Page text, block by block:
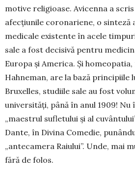
motive re­ligioase. Avicenna a
afec­țiunile coronariene, o
medicale existente în acele
sale a fost decisivă pentru
Europa și America. Și
Hahneman, are la bază principiile
Bruxelles, studiile sale au fost
universități, până în anul 1909!
„maestrul sufletului și al
Dante, în Divina Comedie,
„antecamera Raiului”. Unde, mai
fără de folos.